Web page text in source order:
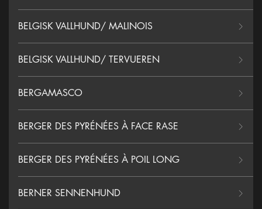
BELGISK VALLHUND/ MALINOIS
BELGISK VALLHUND/ TERVUEREN
BERGAMASCO
BERGER DES PYRÉNÉES À FACE RASE
BERGER DES PYRÉNÉES À POIL LONG
BERNER SENNENHUND